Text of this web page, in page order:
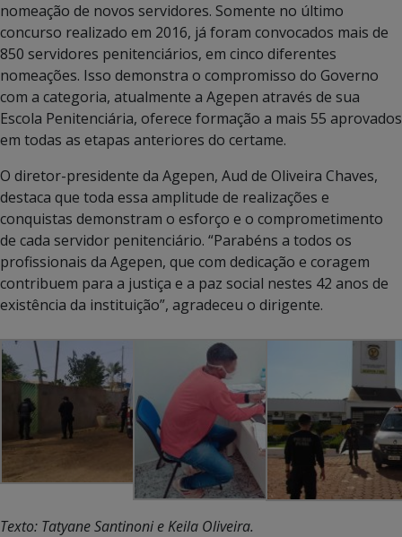
nomeação de novos servidores. Somente no último
concurso realizado em 2016, já foram convocados mais de
850 servidores penitenciários, em cinco diferentes
nomeações. Isso demonstra o compromisso do Governo
com a categoria, atualmente a Agepen através de sua
Escola Penitenciária, oferece formação a mais 55 aprovados
em todas as etapas anteriores do certame.
O diretor-presidente da Agepen, Aud de Oliveira Chaves,
destaca que toda essa amplitude de realizações e
conquistas demonstram o esforço e o comprometimento
de cada servidor penitenciário. “Parabéns a todos os
profissionais da Agepen, que com dedicação e coragem
contribuem para a justiça e a paz social nestes 42 anos de
existência da instituição”, agradeceu o dirigente.
Texto: Tatyane Santinoni e Keila Oliveira.